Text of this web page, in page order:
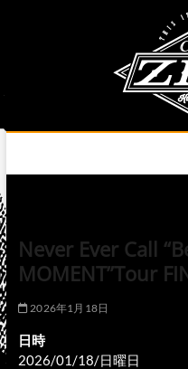
Never Ever Call
MOMENT”Tour
2026年1月18日
日時
2026/01/18/日曜日